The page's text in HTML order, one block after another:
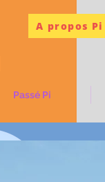
A propos Pi
Passé Pi